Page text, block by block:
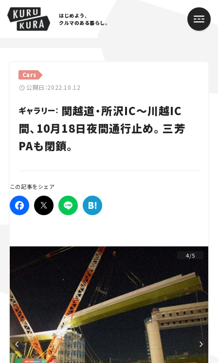
はじめよう、
クルマのある暮らし。
Cars
公開日：2022.10.12
ギャラリー： 関越道・所沢IC～川越IC
間、10月18日夜間通行止め。三芳
PAも閉鎖。
この記事をシェア
4/5
Cars
Lifestyle
Traffic
Special
Campaign
人気のハッシュタグ